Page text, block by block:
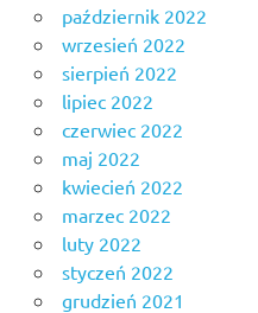
październik 2022
wrzesień 2022
sierpień 2022
lipiec 2022
czerwiec 2022
maj 2022
kwiecień 2022
marzec 2022
luty 2022
styczeń 2022
grudzień 2021